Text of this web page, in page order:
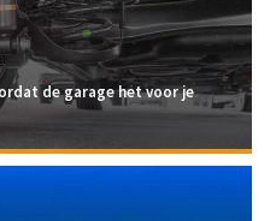
de garage het voor je